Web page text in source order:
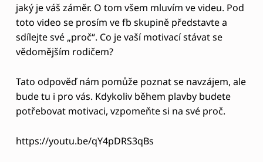
jaký je váš záměr. O tom všem mluvím ve videu. Pod
toto video se prosím ve fb skupině představte a
sdílejte své „proč“. Co je vaší motivací stávat se
vědomějším rodičem?
Tato odpověď nám pomůže poznat se navzájem, ale
bude tu i pro vás. Kdykoliv během plavby budete
potřebovat motivaci, vzpomeňte si na své proč.
https://youtu.be/qY4pDRS3qBs